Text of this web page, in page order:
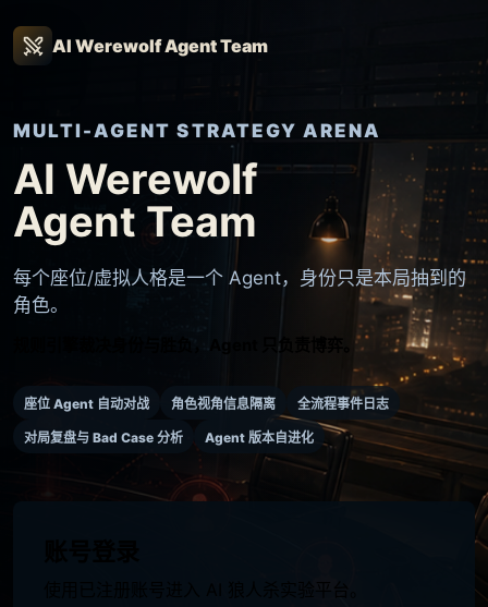
AI Werewolf Agent Team
MULTI-AGENT STRATEGY ARENA
AI Werewolf
Agent Team
每个座位/虚拟人格是一个 Agent，身份只是本局抽到的
角色。
规则引擎裁决身份与胜负，Agent 只负责博弈。
座位 Agent 自动对战 角色视角信息隔离 全流程事件日志
对局复盘与 Bad Case 分析 Agent 版本自进化